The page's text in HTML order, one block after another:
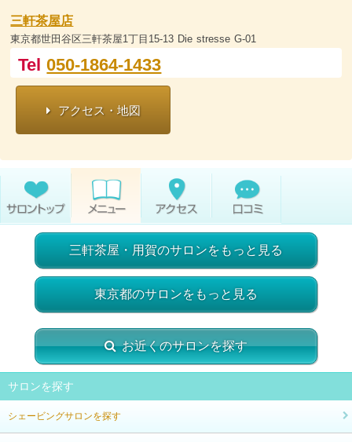
三軒茶屋店
東京都世田谷区三軒茶屋1丁目15-13 Die stresse G-01
Tel050-1864-1433
アクセス・地図
三軒茶屋・用賀のサロンをもっと見る
東京都のサロンをもっと見る
お近くのサロンを探す
サロンを探す
シェービングサロンを探す